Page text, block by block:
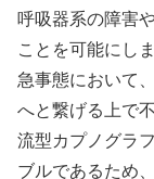
呼吸器系の障害
ことを可能にし
急事態において
へと繋げる上で
流型カプノグラ
ブルであるため